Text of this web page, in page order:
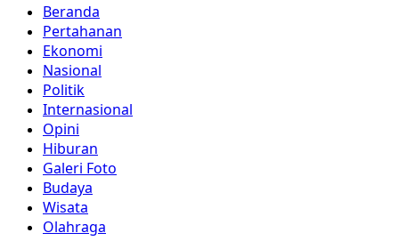
Primary
Menu
Beranda
Pertahanan
Ekonomi
Nasional
Politik
Internasional
Opini
Hiburan
Galeri Foto
Budaya
Wisata
Olahraga